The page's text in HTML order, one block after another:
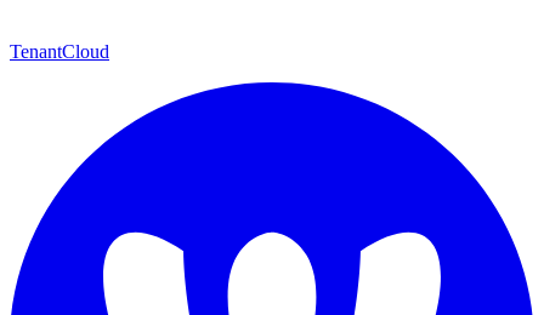
TenantCloud